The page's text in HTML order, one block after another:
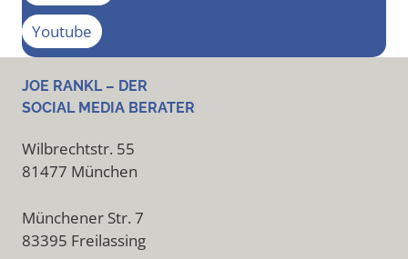
Youtube
JOE RANKL – DER
SOCIAL MEDIA BERATER
Wilbrechtstr. 55
81477 München
Münchener Str. 7
83395 Freilassing